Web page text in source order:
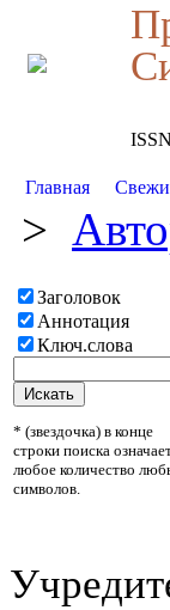
Главная
>
Заголовок
Аннотация
Ключ.слова
* (звездочка) в конце
строки поиска
любое количество
символов.